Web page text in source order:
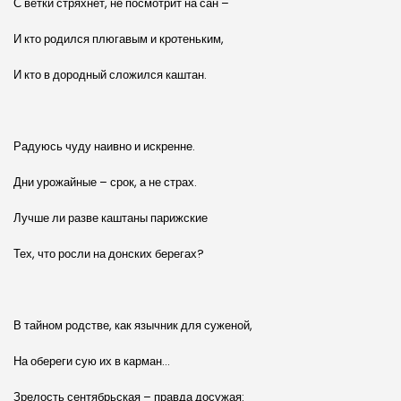
И кто родился плюгавым и кротеньким,
И кто в дородный сложился каштан.
Радуюсь чуду наивно и искренне.
Дни урожайные – срок, а не страх.
Лучше ли разве каштаны парижские
Тех, что росли на донских берегах?
В тайном родстве, как язычник для суженой,
На обереги сую их в карман…
Зрелость сентябрьская – правда досужая: